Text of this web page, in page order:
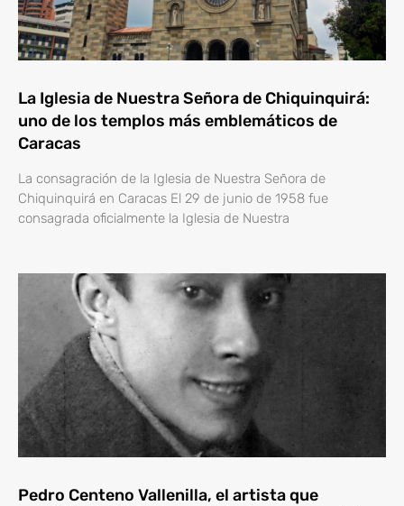
La Iglesia de Nuestra Señora de Chiquinquirá:
uno de los templos más emblemáticos de
Caracas
La consagración de la Iglesia de Nuestra Señora de
Chiquinquirá en Caracas El 29 de junio de 1958 fue
consagrada oficialmente la Iglesia de Nuestra
Pedro Centeno Vallenilla, el artista que